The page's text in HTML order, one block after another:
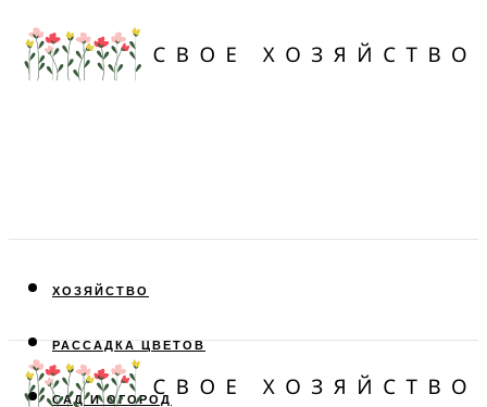
ХОЗЯЙСТВО
РАССАДКА ЦВЕТОВ
САД И ОГОРОД